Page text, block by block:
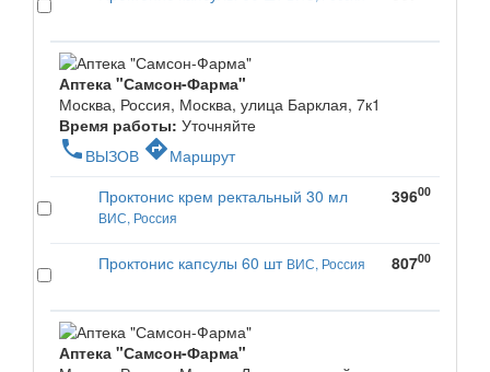
Аптека "Самсон-Фарма"
Москва, Россия, Москва, улица Барклая, 7к1
Время работы: Уточняйте
phone ВЫЗОВ directionsМаршрут
Проктонис крем ректальный 30 мл
ВИС, Россия
39600
Проктонис капсулы 60 шт ВИС, Россия 80700
Аптека "Самсон-Фарма"